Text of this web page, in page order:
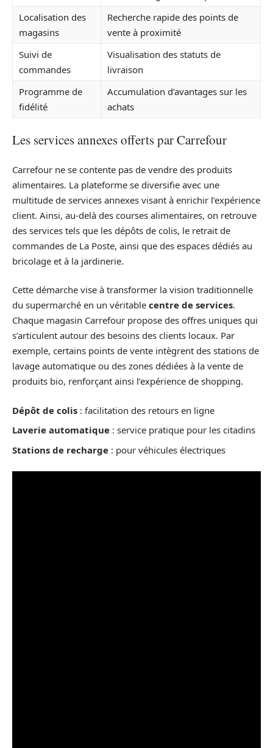
Localisation des
magasins
Recherche rapide des points de
vente à proximité
Suivi de
commandes
Visualisation des statuts de
livraison
Programme de
fidélité
Accumulation d’avantages sur les
achats
Les services annexes offerts par Carrefour
Carrefour ne se contente pas de vendre des produits
alimentaires. La plateforme se diversifie avec une
multitude de services annexes visant à enrichir l’expérience
client. Ainsi, au-delà des courses alimentaires, on retrouve
des services tels que les dépôts de colis, le retrait de
commandes de La Poste, ainsi que des espaces dédiés au
bricolage et à la jardinerie.
Cette démarche vise à transformer la vision traditionnelle
du supermarché en un véritable centre de services.
Chaque magasin Carrefour propose des offres uniques qui
s’articulent autour des besoins des clients locaux. Par
exemple, certains points de vente intègrent des stations de
lavage automatique ou des zones dédiées à la vente de
produits bio, renforçant ainsi l’expérience de shopping.
Dépôt de colis : facilitation des retours en ligne
Laverie automatique : service pratique pour les citadins
Stations de recharge : pour véhicules électriques